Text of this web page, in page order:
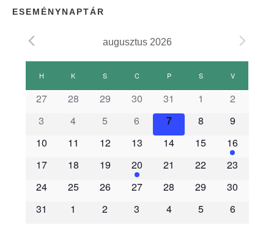
ESEMÉNYNAPTÁR
augusztus 2026
E
m
é
n
H K S CCSÜTÖRTÖK
PPÉNTEK SSZOMBAT
VVASÁRNAP
27 28 29 30 31 1
2
3
4 5 6 7 8
9
10
11 12 13 14 15
16
17
18 19 20 21 22
23
24
25 26 27 28 29
30
31
1 2 3 4 5 6